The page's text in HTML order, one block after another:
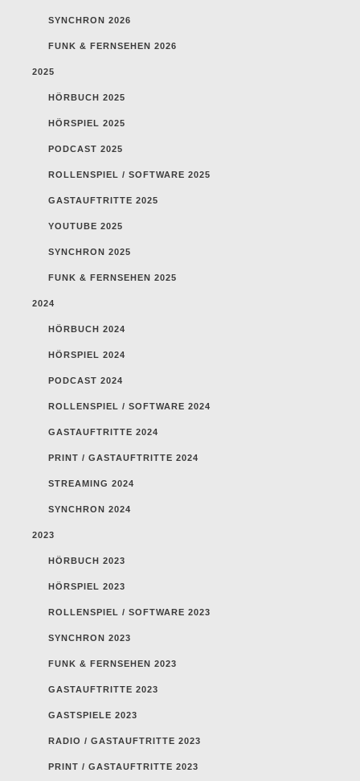
SYNCHRON 2026
FUNK & FERNSEHEN 2026
2025
HÖRBUCH 2025
HÖRSPIEL 2025
PODCAST 2025
ROLLENSPIEL / SOFTWARE 2025
GASTAUFTRITTE 2025
YOUTUBE 2025
SYNCHRON 2025
FUNK & FERNSEHEN 2025
2024
HÖRBUCH 2024
HÖRSPIEL 2024
PODCAST 2024
ROLLENSPIEL / SOFTWARE 2024
GASTAUFTRITTE 2024
PRINT / GASTAUFTRITTE 2024
STREAMING 2024
SYNCHRON 2024
2023
HÖRBUCH 2023
HÖRSPIEL 2023
ROLLENSPIEL / SOFTWARE 2023
SYNCHRON 2023
FUNK & FERNSEHEN 2023
GASTAUFTRITTE 2023
GASTSPIELE 2023
RADIO / GASTAUFTRITTE 2023
PRINT / GASTAUFTRITTE 2023